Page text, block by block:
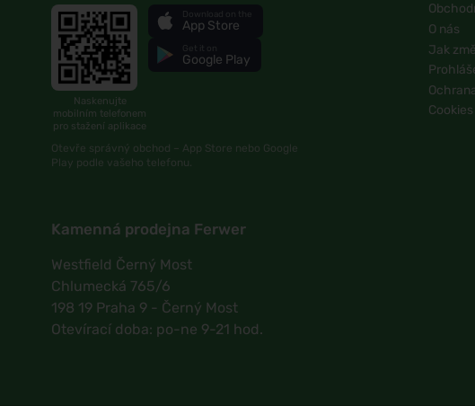
Naskenujte
mobilním telefonem
pro stažení aplikace
App Store
Google Play
Otevře správný obchod – App Store nebo Google
Play podle vašeho telefonu.
Kamenná prodejna Ferwer
Westfield Černý Most
Chlumecká 765/6
198 19 Praha 9 - Černý Most
Otevírací doba: po-ne 9-21 hod.
O nás
Jak
Cookies